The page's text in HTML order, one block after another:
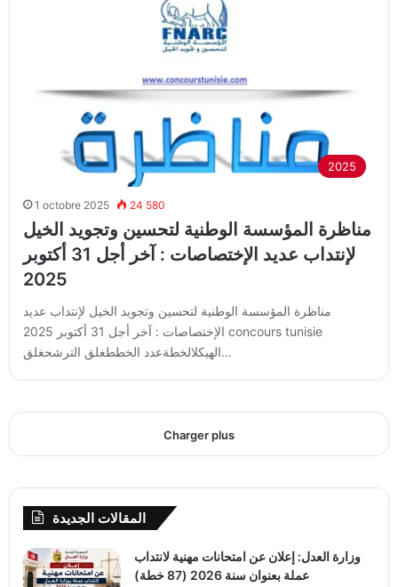
2025
1 octobre 2025 24 580
مناظرة المؤسسة الوطنية لتحسين وتجويد الخيل
لإنتداب عديد الإختصاصات : آخر أجل 31 أكتوبر
2025
مناظرة المؤسسة الوطنية لتحسين وتجويد الخيل لإنتداب عديد
الإختصاصات : آخر أجل 31 أكتوبر 2025 concours tunisie
الهيكلالخطةعدد الخططغلق الترشحغلق…
Charger plus
المقالات الجديدة
وزارة العدل: إعلان عن امتحانات مهنية لانتداب
عملة بعنوان سنة 2026 (87 خطة)